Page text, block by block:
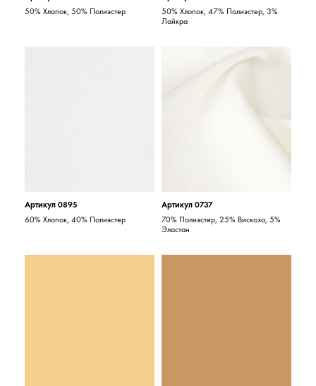
50% Хлопок, 50% Полиэстер
50% Хлопок, 47% Полиэстер, 3%
Лайкра
Артикул 0895
60% Хлопок, 40% Полиэстер
Артикул 0737
70% Полиэстер, 25% Вискоза, 5%
Эластан